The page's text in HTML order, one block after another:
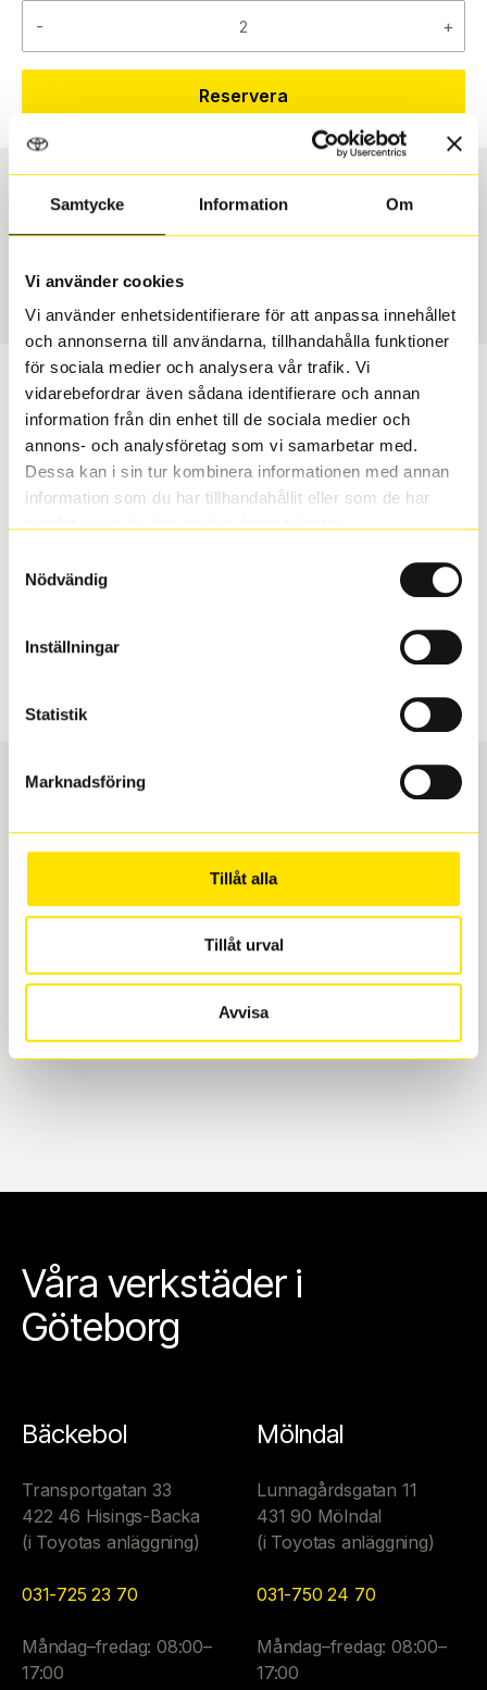
Samtycke Information Om
Vi använder cookies
Vi använder enhetsidentifierare för att anpassa innehållet
och annonserna till användarna, tillhandahålla funktioner
för sociala medier och analysera vår trafik. Vi
vidarebefordrar även sådana identifierare och annan
information från din enhet till de sociala medier och
annons- och analysföretag som vi samarbetar med.
Dessa kan i sin tur kombinera informationen med annan
information som du har tillhandahållit eller som de har
Nödvändig
Inställningar
Statistik
Marknadsföring
Tillåt alla
Tillåt urval
Avvisa
- +
Reservera
Däcktyp
Sommar
Däckstorlek
255/30 R 19 91Y
3646
Passar detta däck min bil?
Ange registreringsnummer för att se om det däck du
valt passar din bilmodell. Om du köper däck som skall
sättas på dina befintliga fälgar, se till att kolla en extra
inte vara samma dimension som bilen hade ut från
Boka och hämta hos Däckspecialen
När du beställer dina nya däck eller fälgar hos oss
levereras de direkt till någon av våra däckverkstäder i
Göteborg. Välj mellan Hisingen (Bäckebol) eller
Mölndal. I beställningen anger du datum och tid för
vi till att de uppfyller alla krav för en säker körning.
Våra verkstäder i
Göteborg
Bäckebol
Transportgatan 33
422 46 Hisings-Backa
(i Toyotas anläggning)
031-725 23 70
Måndag–fredag: 08:00–
17:00
Mölndal
Lunnagårdsgatan 11
431 90 Mölndal
(i Toyotas anläggning)
031-750 24 70
Måndag–fredag: 08:00–
17:00